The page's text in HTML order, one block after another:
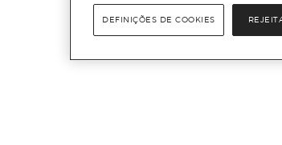
DEFINIÇÕES DE COOKIES